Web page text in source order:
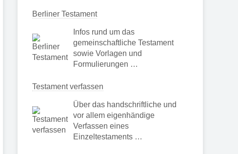
Berliner Testament
Infos rund um das
gemeinschaftliche Testament
sowie Vorlagen und
Formulierungen …
Testament verfassen
Über das handschriftliche und
vor allem eigenhändige
Verfassen eines
Einzeltestaments …